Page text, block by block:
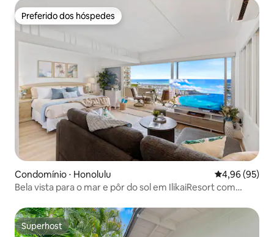
Preferido dos hóspedes
Preferido dos hóspedes
Condomínio ⋅ Honolulu 4,96 de uma
4,96 (95)
Bela vista para o mar e pôr do sol em IlikaiResort com
Superhost
Superhost